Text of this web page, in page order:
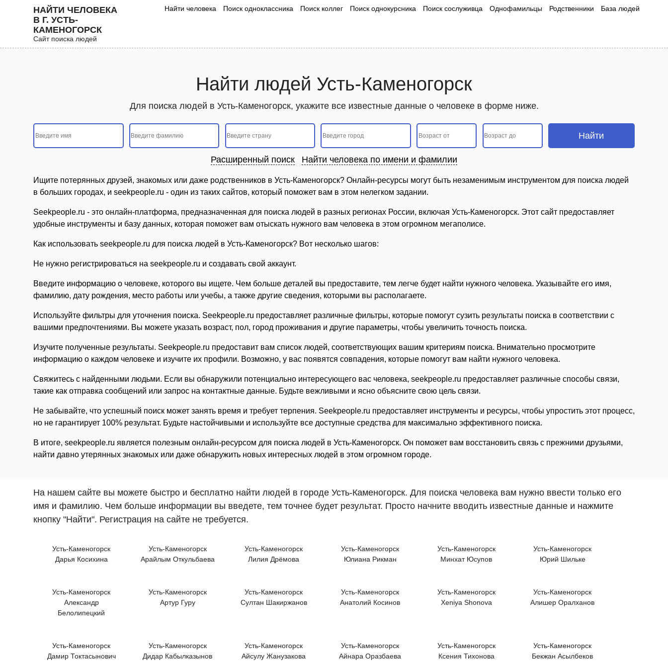
НАЙТИ ЧЕЛОВЕКА
В Г. УСТЬ-
КАМЕНОГОРСК
Сайт поиска людей
Найти человека Поиск одноклассника Поиск коллег Поиск однокурсника Поиск сослуживца Однофамильцы Родственники База людей
Найти людей Усть-Каменогорск
Для поиска людей в Усть-Каменогорск, укажите все известные данные о человеке в форме ниже.
Расширенный поиск Найти человека по имени и фамилии
Ищите потерянных друзей, знакомых или даже родственников в Усть-Каменогорск? Онлайн-ресурсы могут быть незаменимым инструментом для поиска людей
в больших городах, и seekpeople.ru - один из таких сайтов, который поможет вам в этом нелегком задании.
Seekpeople.ru - это онлайн-платформа, предназначенная для поиска людей в разных регионах России, включая Усть-Каменогорск. Этот сайт предоставляет
удобные инструменты и базу данных, которая поможет вам отыскать нужного вам человека в этом огромном мегаполисе.
Как использовать seekpeople.ru для поиска людей в Усть-Каменогорск? Вот несколько шагов:
Не нужно регистрироваться на seekpeople.ru и создавать свой аккаунт.
Введите информацию о человеке, которого вы ищете. Чем больше деталей вы предоставите, тем легче будет найти нужного человека. Указывайте его имя,
фамилию, дату рождения, место работы или учебы, а также другие сведения, которыми вы располагаете.
Используйте фильтры для уточнения поиска. Seekpeople.ru предоставляет различные фильтры, которые помогут сузить результаты поиска в соответствии с
вашими предпочтениями. Вы можете указать возраст, пол, город проживания и другие параметры, чтобы увеличить точность поиска.
Изучите полученные результаты. Seekpeople.ru предоставит вам список людей, соответствующих вашим критериям поиска. Внимательно просмотрите
информацию о каждом человеке и изучите их профили. Возможно, у вас появятся совпадения, которые помогут вам найти нужного человека.
Свяжитесь с найденными людьми. Если вы обнаружили потенциально интересующего вас человека, seekpeople.ru предоставляет различные способы связи,
такие как отправка сообщений или запрос на контактные данные. Будьте вежливыми и ясно объясните свою цель связи.
Не забывайте, что успешный поиск может занять время и требует терпения. Seekpeople.ru предоставляет инструменты и ресурсы, чтобы упростить этот процесс,
но не гарантирует 100% результат. Будьте настойчивыми и используйте все доступные средства для максимально эффективного поиска.
В итоге, seekpeople.ru является полезным онлайн-ресурсом для поиска людей в Усть-Каменогорск. Он поможет вам восстановить связь с прежними друзьями,
найти давно утерянных знакомых или даже обнаружить новых интересных людей в этом огромном городе.
На нашем сайте вы можете быстро и бесплатно найти людей в городе Усть-Каменогорск. Для поиска человека вам нужно ввести только его
имя и фамилию. Чем больше информации вы введете, тем точнее будет результат. Просто начните вводить известные данные и нажмите
кнопку "Найти". Регистрация на сайте не требуется.
Усть-Каменогорск
Дарья Косихина
Усть-Каменогорск
Арайлым Откульбаева
Усть-Каменогорск
Лилия Дрёмова
Усть-Каменогорск
Юлиана Рикман
Усть-Каменогорск
Минхат Юсупов
Усть-Каменогорск
Юрий Шильке
Усть-Каменогорск
Александр
Белолипецкий
Усть-Каменогорск
Артур Гуру
Усть-Каменогорск
Султан Шакиржанов
Усть-Каменогорск
Анатолий Косинов
Усть-Каменогорск
Xeniya Shonova
Усть-Каменогорск
Алишер Оралханов
Усть-Каменогорск
Дамир Токтасынович
Усть-Каменогорск
Дидар Кабылказынов
Усть-Каменогорск
Айсулу Жанузакова
Усть-Каменогорск
Айнара Оразбаева
Усть-Каменогорск
Ксения Тихонова
Усть-Каменогорск
Бекжан Асылбеков